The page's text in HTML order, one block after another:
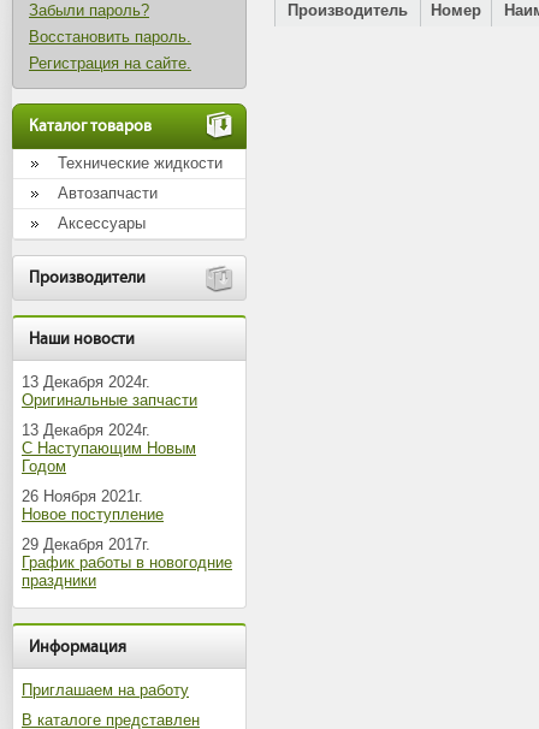
Забыли пароль?
Восстановить пароль.
Регистрация на сайте.
Каталог товаров
Технические жидкости
Автозапчасти
Аксессуары
Производители
Наши новости
13 Декабря 2024г.
Оригинальные запчасти
13 Декабря 2024г.
С Наступающим Новым
Годом
26 Ноября 2021г.
Новое поступление
29 Декабря 2017г.
График работы в новогодние
праздники
Информация
Приглашаем на работу
В каталоге представлен
Производитель Номер